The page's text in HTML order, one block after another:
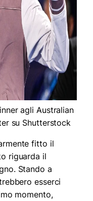
agli Australian
su Shutterstock
fitto il
riguarda il
Stando a
esserci
momento,